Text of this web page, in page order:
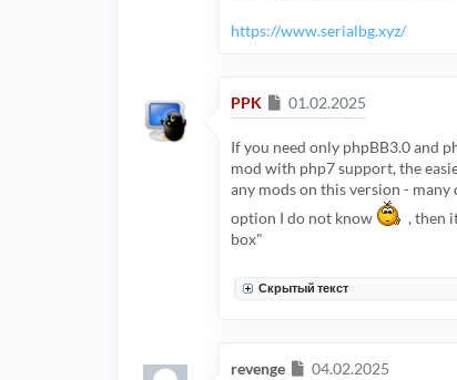
https://www.serialbg.xyz/
PPK Сообщение
01.02.2025
If you need only phpBB3.0 and
mod with php7 support, the
any mods on this version -
option I do not know
, then
box"
Скрытый текст
revenge Сообщение
04.02.2025